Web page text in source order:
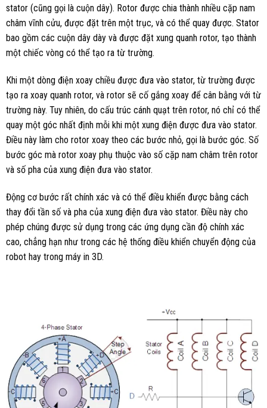
stator (cũng gọi là cuộn dây). Rotor được chia thành nhiều cặp nam
châm vĩnh cửu, được đặt trên một trục, và có thể quay được. Stator
bao gồm các cuộn dây dày và được đặt xung quanh rotor, tạo thành
một chiếc vòng có thể tạo ra từ trường.
Khi một dòng điện xoay chiều được đưa vào stator, từ trường được
tạo ra xoay quanh rotor, và rotor sẽ cố gắng xoay để cân bằng với từ
trường này. Tuy nhiên, do cấu trúc cánh quạt trên rotor, nó chỉ có thể
quay một góc nhất định mỗi khi một xung điện được đưa vào stator.
Điều này làm cho rotor xoay theo các bước nhỏ, gọi là bước góc. Số
bước góc mà rotor xoay phụ thuộc vào số cặp nam châm trên rotor
và số pha của xung điện đưa vào stator.
Động cơ bước rất chính xác và có thể điều khiển được bằng cách
thay đổi tần số và pha của xung điện đưa vào stator. Điều này cho
phép chúng được sử dụng trong các ứng dụng cần độ chính xác
cao, chẳng hạn như trong các hệ thống điều khiển chuyển động của
robot hay trong máy in 3D.